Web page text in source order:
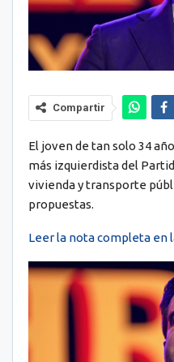
Compartir
El joven de tan solo 34
más izquierdista del
vivienda y transporte
propuestas.
Leer la nota completa en